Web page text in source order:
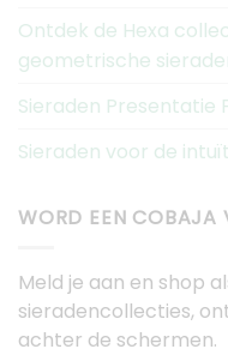
Ontdek de Hexa
geometrische
Sieraden Presentatie
Sieraden voor de
WORD EEN COBAJA
Meld je aan en shop
sieradencollecties,
achter de schermen.